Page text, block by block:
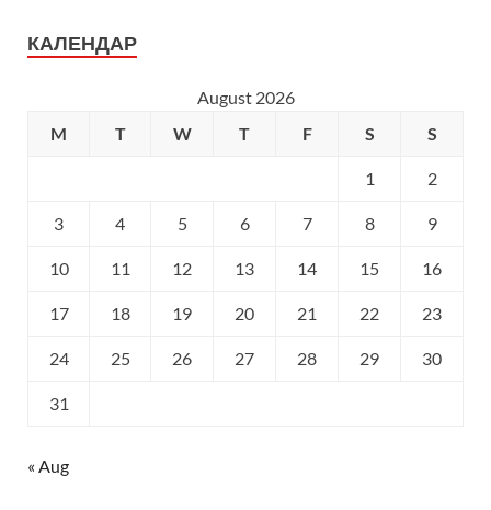
КАЛЕНДАР
August 2026
M
T W T F S S
1 2
3 4 5 6 7 8 9
10 11 12 13 14 15 16
17 18 19 20 21 22 23
24 25 26 27 28 29 30
31
« Aug